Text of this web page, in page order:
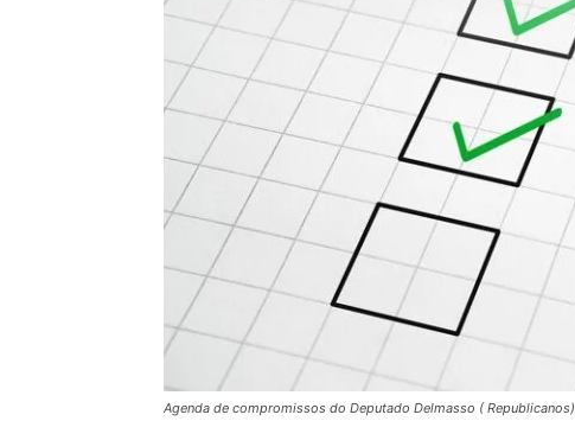
Agenda de compromissos do Deputado Delmasso ( Republicanos)